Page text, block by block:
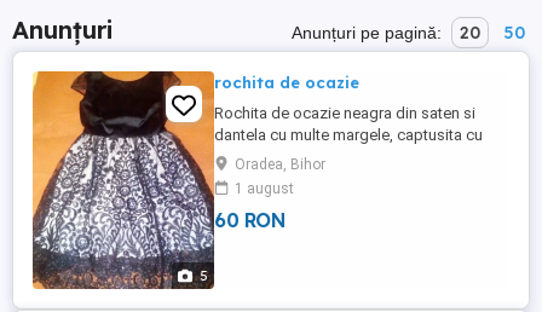
Anunțuri Anunțuri pe pagină: 20 50
5
rochita de ocazie
Rochita de ocazie neagra din saten si
dantela cu multe margele, captusita cu
fermoar in spate, lungimea 95 cm, in stare
buna.Pret 60 lei .Trimit oriunde in tara cu
Fan Courierul sau posta romana. cu
ramburs.
Oradea, Bihor
1 august
60 RON